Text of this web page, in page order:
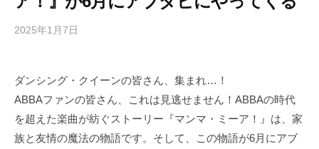
2025年1月7日
i
g
a
s
の
コ
メ
ン
ダンシング・クイーンの皆さん、集まれ…！
ABBAファンの皆さん、これは見逃せません！ABBAの時代
を超えた楽曲が紡ぐストーリー『マンマ・ミーア！』は、家
族と友情の魔法の物語です。そして、この物語が6月にアブ